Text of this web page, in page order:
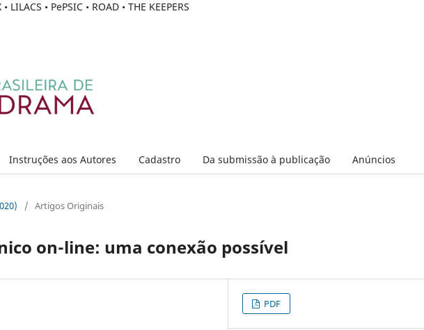
LILACS • PePSIC • ROAD • THE KEEPERS
Instruções aos Autores Cadastro Da submissão à publicação Anúncios
/ Artigos Originais
on-line: uma conexão possível
PDF